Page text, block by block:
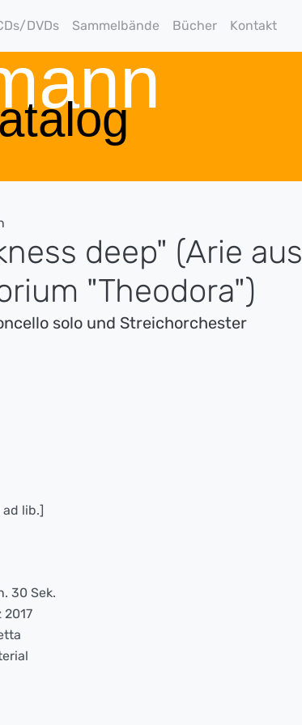
DVDs Sammelbände Bücher Kontakt
deep" (Arie aus
"Theodora")
solo und Streichorchester
ad lib.]
30 Sek.
2017